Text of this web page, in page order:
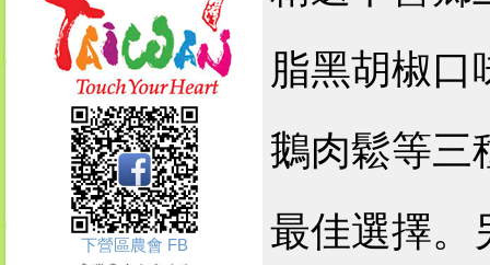
下營區農會 FB
脂黑胡椒口
鵝肉鬆等三
最佳選擇。